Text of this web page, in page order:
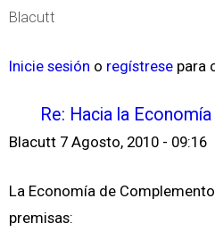
Blacutt
Inicie sesión o regístrese para
Re: Hacia la
Blacutt 7 Agosto, 2010 - 09:16
La Economía de
premisas: